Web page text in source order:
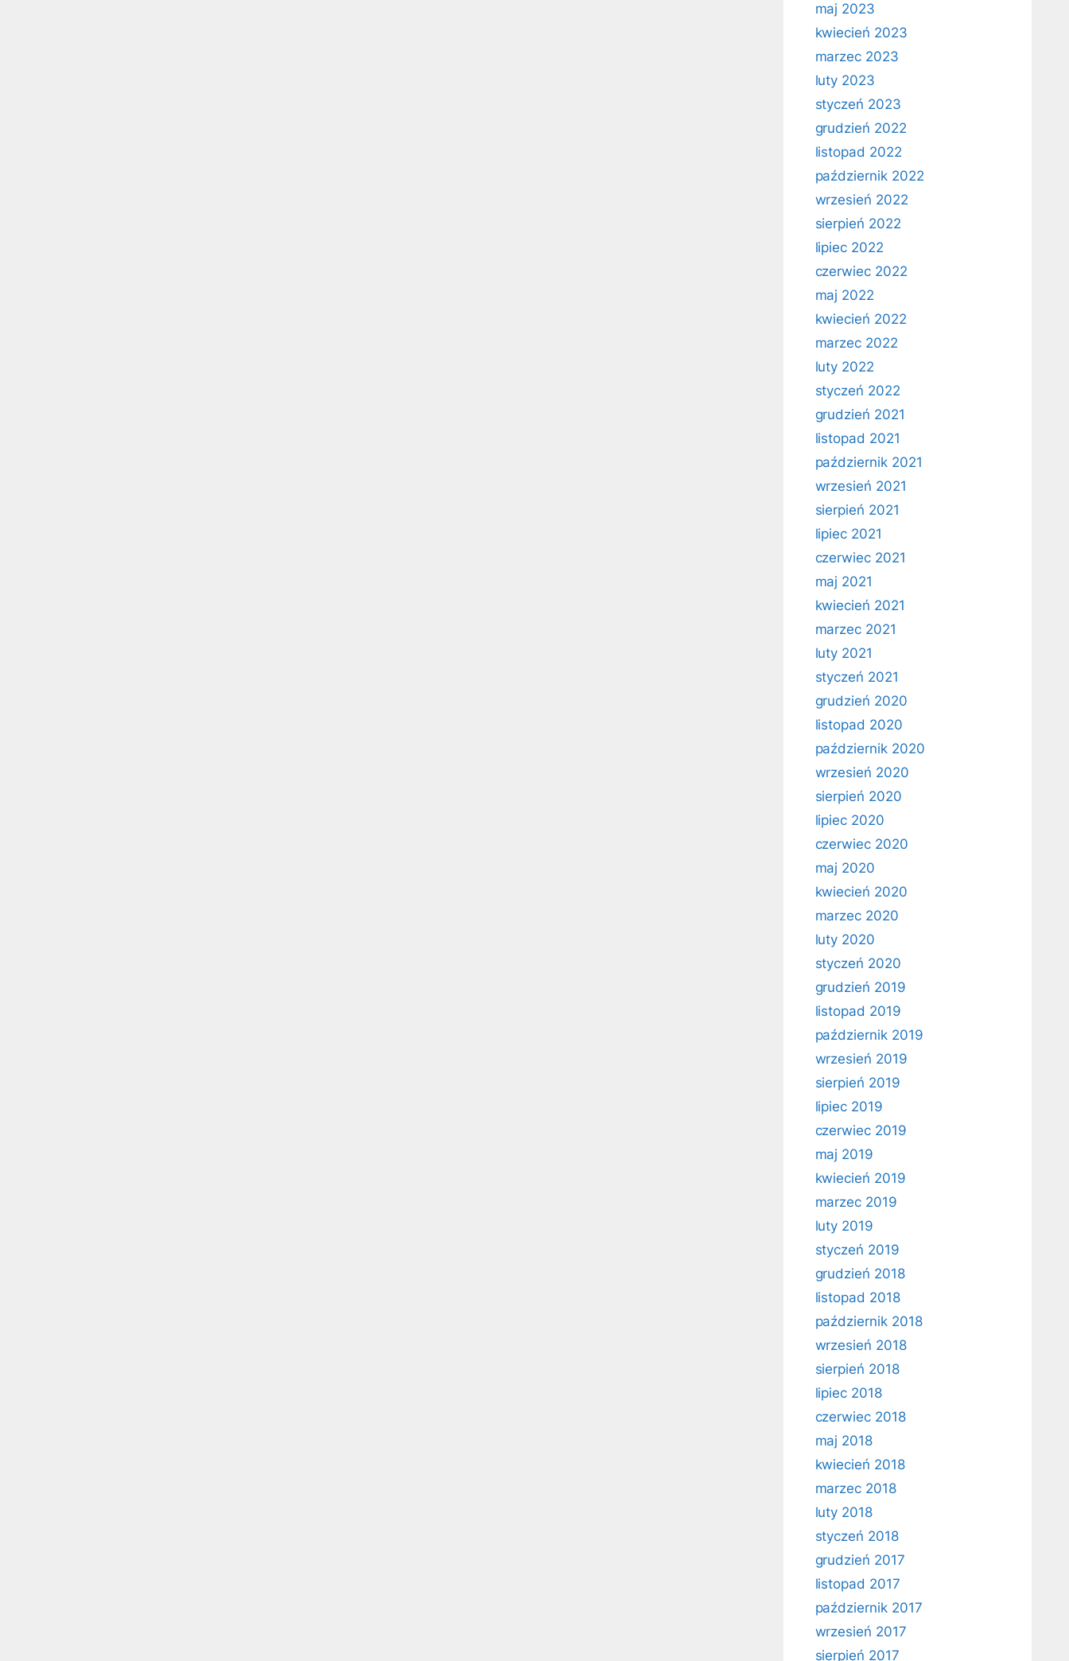
maj 2023
kwiecień 2023
marzec 2023
luty 2023
styczeń 2023
grudzień 2022
listopad 2022
październik 2022
wrzesień 2022
sierpień 2022
lipiec 2022
czerwiec 2022
maj 2022
kwiecień 2022
marzec 2022
luty 2022
styczeń 2022
grudzień 2021
listopad 2021
październik 2021
wrzesień 2021
sierpień 2021
lipiec 2021
czerwiec 2021
maj 2021
kwiecień 2021
marzec 2021
luty 2021
styczeń 2021
grudzień 2020
listopad 2020
październik 2020
wrzesień 2020
sierpień 2020
lipiec 2020
czerwiec 2020
maj 2020
kwiecień 2020
marzec 2020
luty 2020
styczeń 2020
grudzień 2019
listopad 2019
październik 2019
wrzesień 2019
sierpień 2019
lipiec 2019
czerwiec 2019
maj 2019
kwiecień 2019
marzec 2019
luty 2019
styczeń 2019
grudzień 2018
listopad 2018
październik 2018
wrzesień 2018
sierpień 2018
lipiec 2018
czerwiec 2018
maj 2018
kwiecień 2018
marzec 2018
luty 2018
styczeń 2018
grudzień 2017
listopad 2017
październik 2017
wrzesień 2017
sierpień 2017